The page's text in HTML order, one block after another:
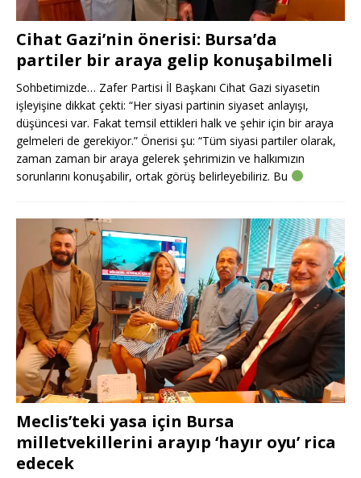
Cihat Gazi’nin önerisi: Bursa’da
partiler bir araya gelip konuşabilmeli
Sohbetimizde… Zafer Partisi İl Başkanı Cihat Gazi siyasetin
işleyişine dikkat çekti: “Her siyasi partinin siyaset anlayışı,
düşüncesi var. Fakat temsil ettikleri halk ve şehir için bir araya
gelmeleri de gerekiyor.” Önerisi şu: “Tüm siyasi partiler olarak,
zaman zaman bir araya gelerek şehrimizin ve halkımızın
sorunlarını konuşabilir, ortak görüş belirleyebiliriz. Bu
Meclis’teki yasa için Bursa
milletvekillerini arayıp ‘hayır oyu’ rica
edecek